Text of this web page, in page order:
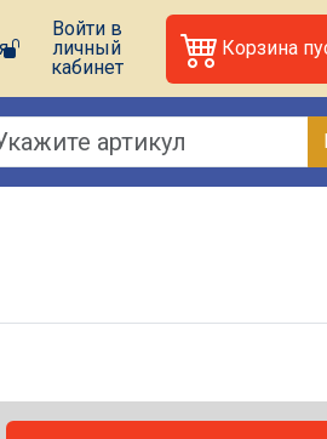
Войти в
личный
кабинет
Корзина